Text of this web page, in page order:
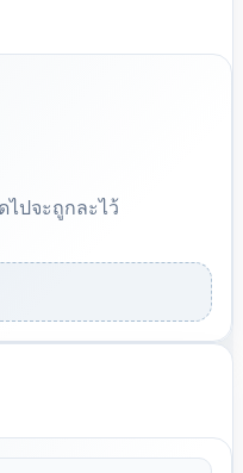
ปจะถูกละไว้